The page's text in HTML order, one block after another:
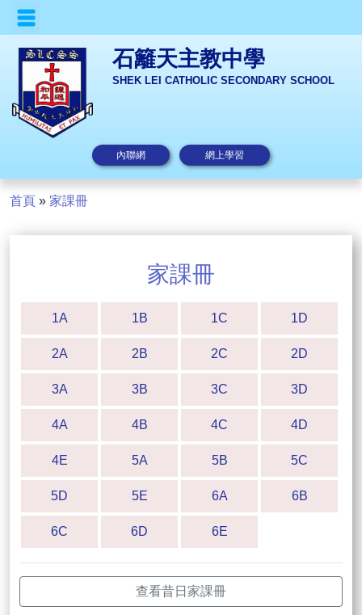
石籬天主教中學
SHEK LEI CATHOLIC SECONDARY SCHOOL
內聯網 網上學習
首頁 » 家課冊
家課冊
1A 1B 1C 1D
2A 2B 2C 2D
3A 3B 3C 3D
4A 4B 4C 4D
4E 5A 5B 5C
5D 5E 6A 6B
6C 6D 6E
查看昔日家課冊